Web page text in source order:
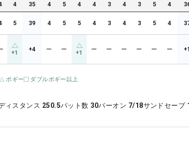
4 35 4 5 4 4 3 4 3 5 4
5 39 4 5 5 4 3 4 3 5 4
+1 +4 ー ー +1 ー ー ー ー ー ー
ボギー ダブルボギー以上
ィスタンス 250.5パット数 30パーオン 7/18サンドセーブ